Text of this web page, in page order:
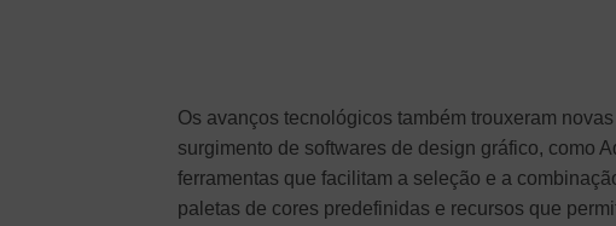
Os avanços tecnológicos também trouxeram
surgimento de softwares de design gráfico, como
ferramentas que facilitam a seleção e a
paletas de cores predefinidas e recursos que